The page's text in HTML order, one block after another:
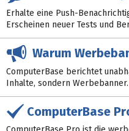
Erhalte eine Push-
Erscheinen neuer Tests und
Warum
ComputerBase berichtet
Inhalte, sondern Werbebanner.
ComputerBase